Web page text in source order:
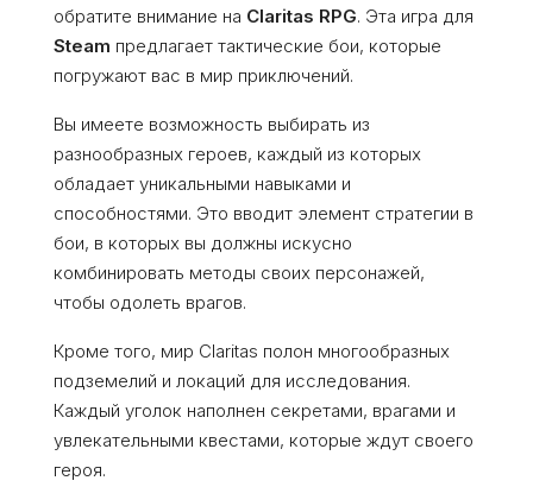
обратите внимание на Claritas RPG. Эта игра для
Steam предлагает тактические бои, которые
погружают вас в мир приключений.
Вы имеете возможность выбирать из
разнообразных героев, каждый из которых
обладает уникальными навыками и
способностями. Это вводит элемент стратегии в
бои, в которых вы должны искусно
комбинировать методы своих персонажей,
чтобы одолеть врагов.
Кроме того, мир Claritas полон многообразных
подземелий и локаций для исследования.
Каждый уголок наполнен секретами, врагами и
увлекательными квестами, которые ждут своего
героя.